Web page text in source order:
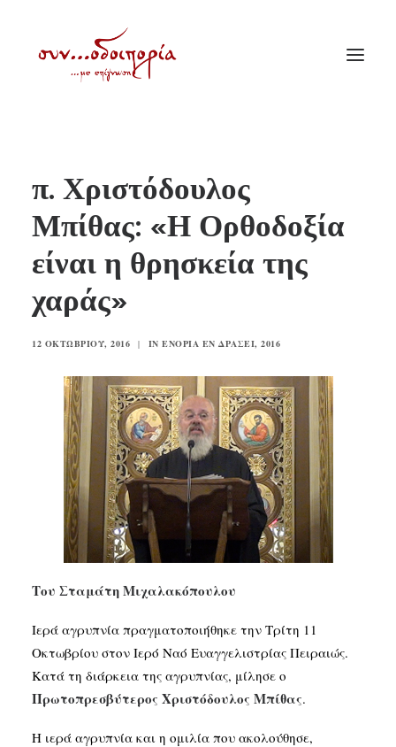
ΘΕΜΑΤΟΛΟΓΙΑ
ΑΝΑΚΟΙΝΩΣΕΙΣ
ΕΝΟΡΙΑ ΕΝ ΔΡΑΣΕΙ
ΕΥΑΓΓΕΛΙΣΤΡΙΑ ΠΕΙΡΑΙΏΣ
VIDEO
ΠΑΛΑΙΑ ΣΥΝΟΔΟΙΠΟΡΙΑ
ΕΠΙΚΟΙΝΩΝΙΑ
SEARCH
π. Χριστόδουλος
Μπίθας: «Η Ορθοδοξία
είναι η θρησκεία της
χαράς»
12 ΟΚΤΩΒΡΊΟΥ, 2016 | IN ΕΝΟΡΊΑ ΕΝ ΔΡΆΣΕΙ, 2016
Του Σταμάτη Μιχαλακόπουλου
Ιερά αγρυπνία πραγματοποιήθηκε την Τρίτη 11
Οκτωβρίου στον Ιερό Ναό Ευαγγελιστρίας Πειραιώς.
Κατά τη διάρκεια της αγρυπνίας, μίλησε ο
Πρωτοπρεσβύτερος Χριστόδουλος Μπίθας.
Η ιερά αγρυπνία και η ομιλία που ακολούθησε,